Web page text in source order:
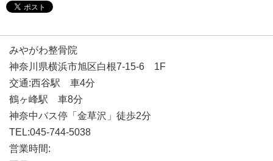
みやがわ整骨院
神奈川県横浜市旭区白根7-15-6 1F
交通:西谷駅 車4分
鶴ヶ峰駅 車8分
神奈中バス停「金草沢」徒歩2分
TEL:045-744-5038
営業時間: